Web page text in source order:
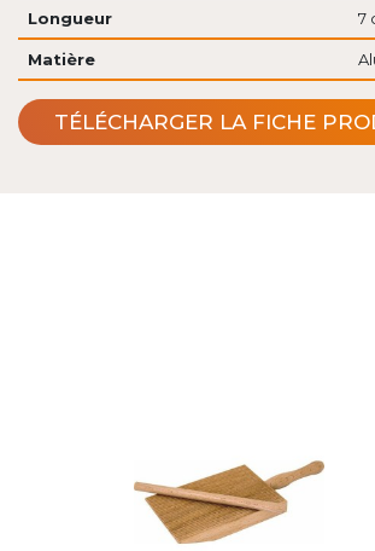
Longueur 7
Matière
TÉLÉCHARGER LA FICHE